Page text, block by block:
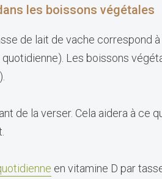
les boissons végétales
de lait de vache correspond
quotidienne). Les boissons
de la verser. Cela aidera à ce
en vitamine D par